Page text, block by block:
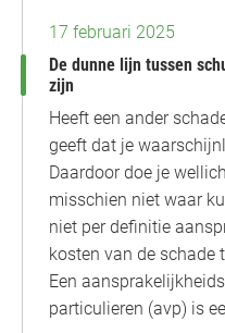
17 februari 2025
De dunne lijn tussen
zijn
Heeft een ander
geeft dat je
Daardoor doe je
misschien niet waar
niet per definitie
kosten van de schade
Een
particulieren (avp) is